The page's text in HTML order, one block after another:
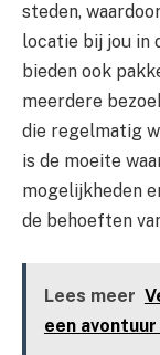
steden,
locatie bij jou in
bieden ook
meerdere
die regelmatig
is de moeite
mogelijkheden
de behoeften
Lees meer
een